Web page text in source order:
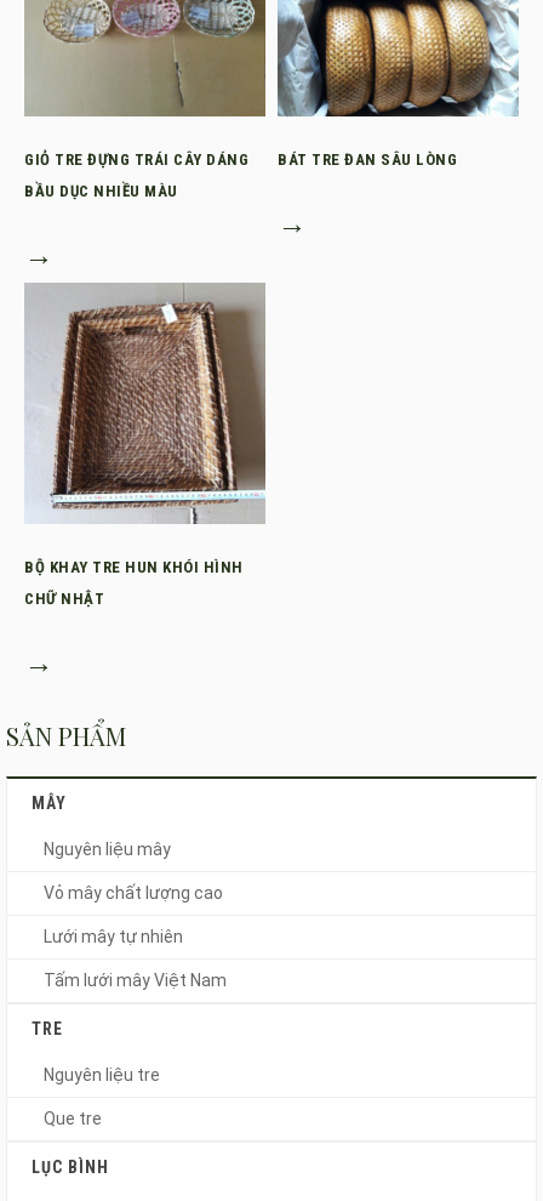
GIỎ TRE ĐỰNG TRÁI CÂY DÁNG
BẦU DỤC NHIỀU MÀU
→
BÁT TRE ĐAN SÂU LÒNG
→
BỘ KHAY TRE HUN KHÓI HÌNH
CHỮ NHẬT
→
SẢN PHẨM
MÂY
Nguyên liệu mây
Vỏ mây chất lượng cao
Lưới mây tự nhiên
Tấm lưới mây Việt Nam
TRE
Nguyên liệu tre
Que tre
LỤC BÌNH